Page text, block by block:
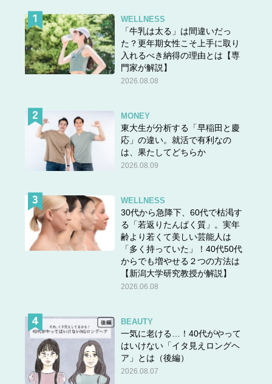
WELLNESS
「牛乳は太る」は間違いだっ
た？更年期女性こそ上手に取り
入れるべき納得の理由とは【専
門家が解説】
2026.08.08
MONEY
東大生が分析する「早稲田と慶
応」の違い。就活で有利なの
は、果たしてどちらか
2026.08.09
WELLNESS
30代から急降下、60代で枯渇す
る「若返りたんぱく質」。実年
齢より若くて美しい芸能人は
「多く持っていた」！40代50代
からでも増やせる２つの方法は
【新潟大学研究教授が解説】
2026.06.08
BEAUTY
一気に老ける…！40代がやって
はいけない「イタ見えロングヘ
ア」とは（後編）
2026.08.07